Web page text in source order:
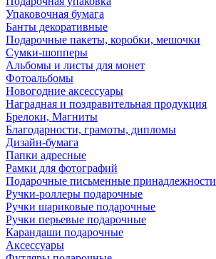
Упаковочная бумага
Банты декоративные
Подарочные пакеты, коробки, мешочки
Сумки-шопперы
Альбомы и листы для монет
Фотоальбомы
Новогодние аксессуары
Наградная и поздравительная продукция
Брелоки, Магниты
Благодарности, грамоты, дипломы
Дизайн-бумага
Папки адресные
Рамки для фотографий
Подарочные письменные принадлежности
Ручки-роллеры подарочные
Ручки шариковые подарочные
Ручки перьевые подарочные
Карандаши подарочные
Аксессуары